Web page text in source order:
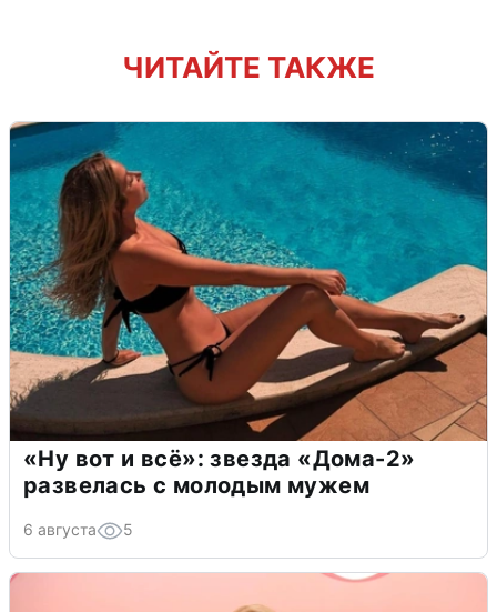
ЧИТАЙТЕ ТАКЖЕ
«Ну вот и всё»: звезда «Дома-2»
развелась с молодым мужем
6 августа 5